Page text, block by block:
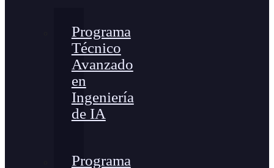
Programa
Técnico
Avanzado
en
Ingeniería
de IA
Programa